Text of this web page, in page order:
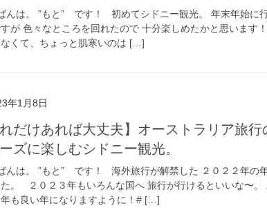
んは。 ”もと” です！ 初めてシドニー観光。 年末年始に
が 色々なところを回れたので 十分楽しめたかと思います
なくて、ちょっと肌寒いのは […]
年1月8日
れだけあれば大丈夫】オーストラリア旅行
ズに楽しむシドニー観光。
んは。 ”もと” です！ 海外旅行が解禁した ２０２２年の
。 ２０２３年もいろんな国へ 旅行が行けるといいな〜。
も良い年になりますように！# […]